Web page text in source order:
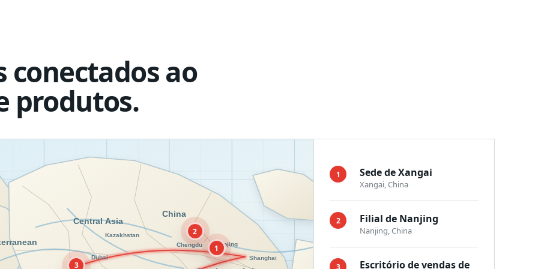
conectados ao
produtos.
1
2
3
1 Sede de Xangai
Xangai, China
2 Filial de Nanjing
Nanjing, China
3 Escritório de vendas de